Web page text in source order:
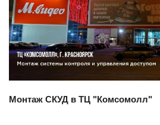
Смотреть проект
Монтаж СКУД в ТЦ "Комсомолл"